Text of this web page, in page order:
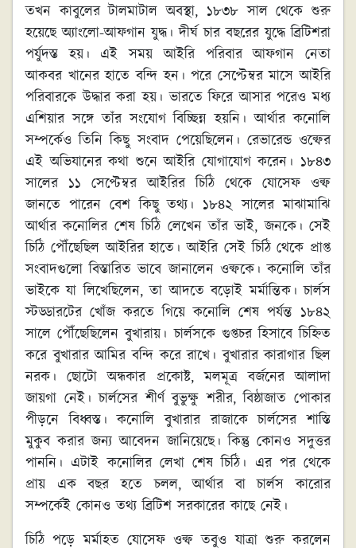
তখন কাবুলের টালমাটাল অবস্থা, ১৮৩৮ সাল থেকে শুরু
হয়েছে অ্যাংলো-আফগান যুদ্ধ। দীর্ঘ চার বছরের যুদ্ধে ব্রিটিশরা
পর্যুদস্ত হয়। এই সময় আইরি পরিবার আফগান নেতা
আকবর খানের হাতে বন্দি হন। পরে সেপ্টেম্বর মাসে আইরি
পরিবারকে উদ্ধার করা হয়। ভারতে ফিরে আসার পরেও মধ্য
এশিয়ার সঙ্গে তাঁর সংযোগ বিচ্ছিন্ন হয়নি। আর্থার কনোলি
সম্পর্কেও তিনি কিছু সংবাদ পেয়েছিলেন। রেভারেন্ড ওল্ফের
এই অভিযানের কথা শুনে আইরি যোগাযোগ করেন। ১৮৪৩
সালের ১১ সেপ্টেম্বর আইরির চিঠি থেকে যোসেফ ওল্ফ
জানতে পারেন বেশ কিছু তথ্য। ১৮৪২ সালের মাঝামাঝি
আর্থার কনোলির শেষ চিঠি লেখেন তাঁর ভাই, জনকে। সেই
চিঠি পৌঁছেছিল আইরির হাতে। আইরি সেই চিঠি থেকে প্রাপ্ত
সংবাদগুলো বিস্তারিত ভাবে জানালেন ওল্ফকে। কনোলি তাঁর
ভাইকে যা লিখেছিলেন, তা আদতে বড়োই মর্মান্তিক। চার্লস
স্টড্ডারটের খোঁজ করতে গিয়ে কনোলি শেষ পর্যন্ত ১৮৪২
সালে পৌঁছেছিলেন বুখারায়। চার্লসকে গুপ্তচর হিসাবে চিহ্নিত
করে বুখারার আমির বন্দি করে রাখে। বুখারার কারাগার ছিল
নরক। ছোটো অন্ধকার প্রকোষ্ট, মলমূত্র বর্জনের আলাদা
জায়গা নেই। চার্লসের শীর্ণ বুভুক্ষু শরীর, বিষ্ঠাজাত পোকার
পীড়নে বিধ্বস্ত। কনোলি বুখারার রাজাকে চার্লসের শাস্তি
মুকুব করার জন্য আবেদন জানিয়েছে। কিন্তু কোনও সদুত্তর
পাননি। এটাই কনোলির লেখা শেষ চিঠি। এর পর থেকে
প্রায় এক বছর হতে চলল, আর্থার বা চার্লস কারোর
সম্পর্কেই কোনও তথ্য ব্রিটিশ সরকারের কাছে নেই।
চিঠি পড়ে মর্মাহত যোসেফ ওল্ফ তবুও যাত্রা শুরু করলেন